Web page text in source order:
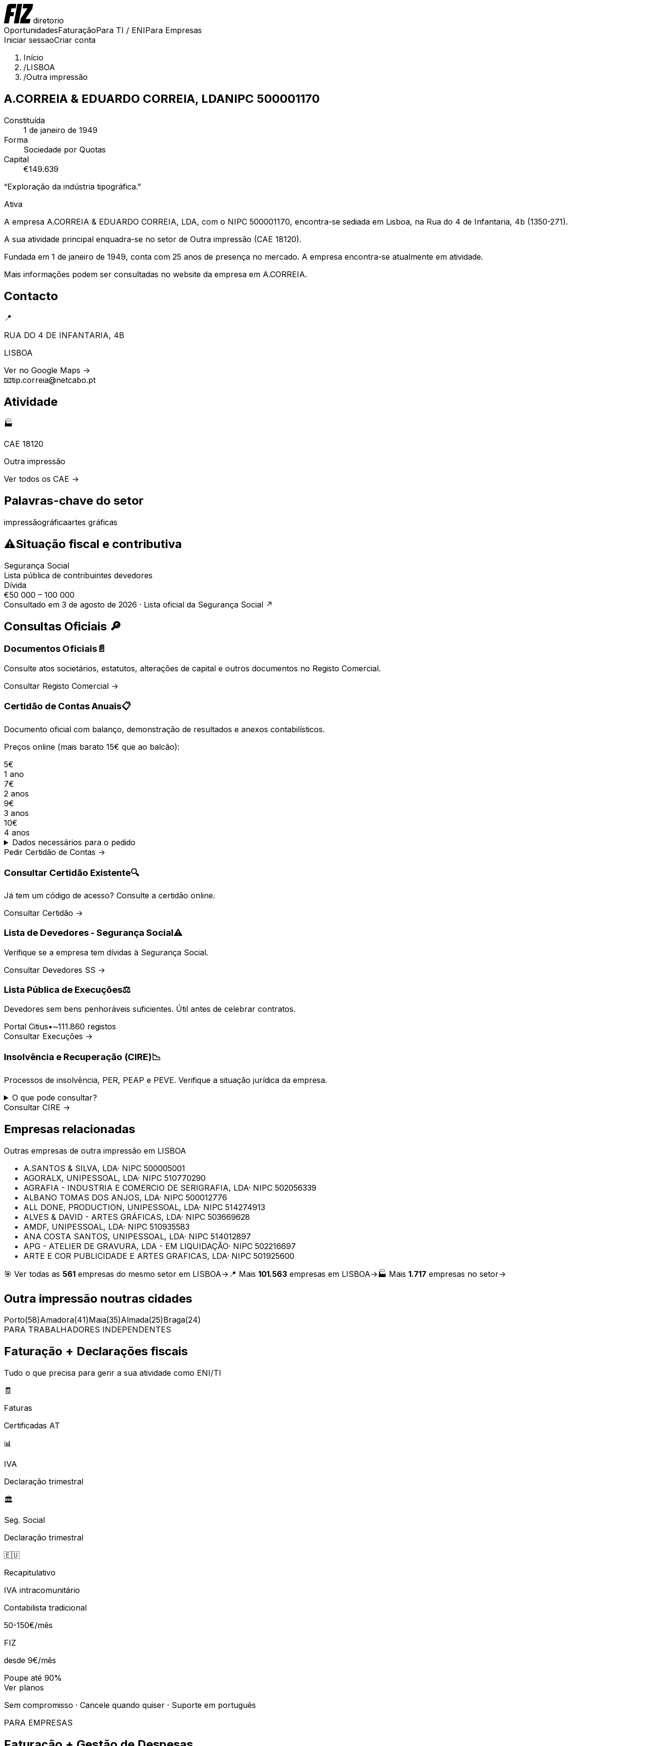
diretorio
OportunidadesFaturaçãoPara TI / ENIPara Empresas
Iniciar sessaoCriar conta
Início
/LISBOA
/Outra impressão
A.CORREIA & EDUARDO CORREIA, LDANIPC 500001170
Constituída
1 de janeiro de 1949
Forma
Sociedade por Quotas
Capital
€149.639
“Exploração da indústria tipográfica.”
Ativa
A empresa A.CORREIA & EDUARDO CORREIA, LDA, com o NIPC 500001170, encontra-se sediada em Lisboa, na Rua do 4 de Infantaria, 4b (1350-271).
A sua atividade principal enquadra-se no setor de Outra impressão (CAE 18120).
Fundada em 1 de janeiro de 1949, conta com 25 anos de presença no mercado. A empresa encontra-se atualmente em atividade.
Mais informações podem ser consultadas no website da empresa em A.CORREIA.
Contacto
📍
RUA DO 4 DE INFANTARIA, 4B
LISBOA
Ver no Google Maps →
📧tip.correia@netcabo.pt
Atividade
🏭
CAE 18120
Outra impressão
Ver todos os CAE →
Palavras-chave do setor
impressãográficaartes gráficas
⚠Situação fiscal e contributiva
Segurança Social
Lista pública de contribuintes devedores
Dívida
€50 000 – 100 000
Consultado em 3 de agosto de 2026 · Lista oficial da Segurança Social ↗
Consultas Oficiais 🔎
Documentos Oficiais📄
Consulte atos societários, estatutos, alterações de capital e outros documentos no Registo Comercial.
Consultar Registo Comercial →
Certidão de Contas Anuais📋
Documento oficial com balanço, demonstração de resultados e anexos contabilísticos.
Preços online (mais barato 15€ que ao balcão):
5€
1 ano
7€
2 anos
9€
3 anos
10€
4 anos
Dados necessários para o pedido
Pedir Certidão de Contas →
Consultar Certidão Existente🔍
Já tem um código de acesso? Consulte a certidão online.
Consultar Certidão →
Lista de Devedores - Segurança Social⚠️
Verifique se a empresa tem dívidas à Segurança Social.
Consultar Devedores SS →
Lista Pública de Execuções⚖️
Devedores sem bens penhoráveis suficientes. Útil antes de celebrar contratos.
Portal Citius•~111.860 registos
Consultar Execuções →
Insolvência e Recuperação (CIRE)📉
Processos de insolvência, PER, PEAP e PEVE. Verifique a situação jurídica da empresa.
O que pode consultar?
Consultar CIRE →
Empresas relacionadas
Outras empresas de outra impressão em LISBOA
A.SANTOS & SILVA, LDA· NIPC 500005001
AGORALX, UNIPESSOAL, LDA· NIPC 510770290
AGRAFIA - INDUSTRIA E COMERCIO DE SERIGRAFIA, LDA· NIPC 502056339
ALBANO TOMAS DOS ANJOS, LDA· NIPC 500012776
ALL DONE, PRODUCTION, UNIPESSOAL, LDA· NIPC 514274913
ALVES & DAVID - ARTES GRÁFICAS, LDA· NIPC 503669628
AMDF, UNIPESSOAL, LDA· NIPC 510935583
ANA COSTA SANTOS, UNIPESSOAL, LDA· NIPC 514012897
APG - ATELIER DE GRAVURA, LDA - EM LIQUIDAÇÃO· NIPC 502216697
ARTE E COR PUBLICIDADE E ARTES GRAFICAS, LDA· NIPC 501925600
🎯 Ver todas as 561 empresas do mesmo setor em LISBOA→ 📍 Mais 101.563 empresas em LISBOA→🏭 Mais 1.717 empresas no setor→
Outra impressão noutras cidades
Porto(58)Amadora(41)Maia(35)Almada(25)Braga(24)
PARA TRABALHADORES INDEPENDENTES
Faturação + Declarações fiscais
Tudo o que precisa para gerir a sua atividade como ENI/TI
🧾
Faturas
Certificadas AT
📊
IVA
Declaração trimestral
🏛️
Seg. Social
Declaração trimestral
🇪🇺
Recapitulativo
IVA intracomunitário
Contabilista tradicional
50-150€/mês
FIZ
desde 9€/mês
Poupe até 90%
Ver planos
Sem compromisso · Cancele quando quiser · Suporte em português
PARA EMPRESAS